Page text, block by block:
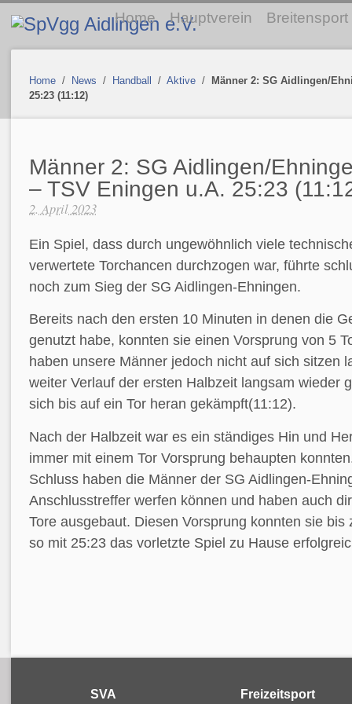
Home Hauptverein Breitensport
Home / News / Handball / Aktive /
Männer 2: SG Aidlingen/
25:23 (11:12)
Männer 2: SG Aidlingen/
– TSV Eningen u.A. 25:23
2. April 2023
Ein Spiel, dass durch ungewöhnlich viele
verwertete Torchancen durchzogen war, führte
noch zum Sieg der SG Aidlingen-Ehningen.
Bereits nach den ersten 10 Minuten in denen die
genutzt habe, konnten sie einen Vorsprung von 5
haben unsere Männer jedoch nicht auf sich sitzen
weiter Verlauf der ersten Halbzeit langsam wieder
sich bis auf ein Tor heran gekämpft(11:12).
Nach der Halbzeit war es ein ständiges Hin und
immer mit einem Tor Vorsprung behaupten
Schluss haben die Männer der SG Aidlingen-
Anschlusstreffer werfen können und haben auch
Tore ausgebaut. Diesen Vorsprung konnten sie bis
so mit 25:23 das vorletzte Spiel zu Hause
SVA Freizeitsport